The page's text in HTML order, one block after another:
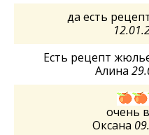
да есть
Есть рецепт
Алина
очень
Оксана